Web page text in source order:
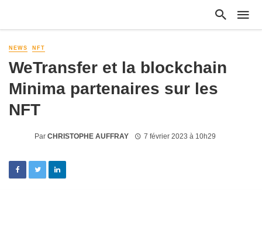
NEWS NFT
WeTransfer et la blockchain
Minima partenaires sur les
NFT
Par CHRISTOPHE AUFFRAY 7 février 2023 à 10h29